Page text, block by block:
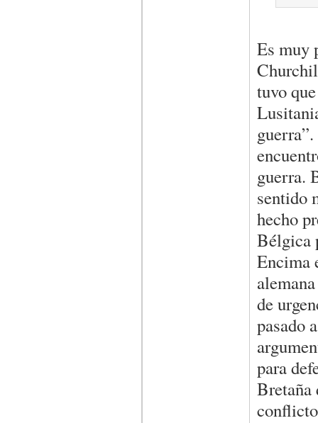
Es muy
tuvo
guerra.
sentido
hecho
Bélgica
Encima
de
pasado
para
Bretaña